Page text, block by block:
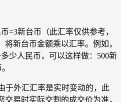
=3新台币（此汇率仅供参考，
新台币金额乘以汇率。例如，
少人民币，可以这样做：500新
于外汇汇率是实时变动的，此
易时实际交割的成交价为准，